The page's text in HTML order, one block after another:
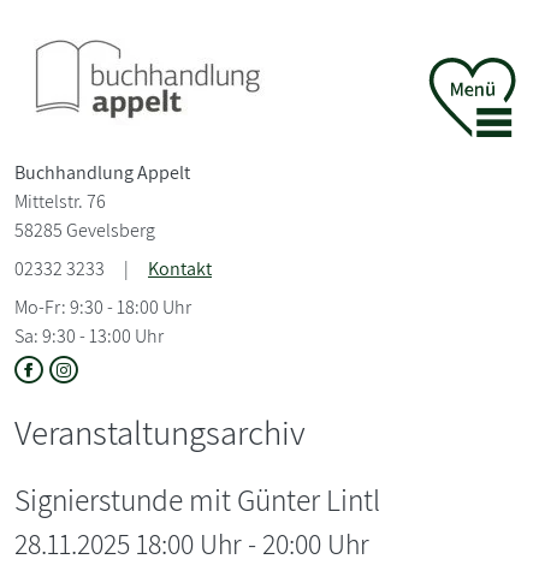
Buchhandlung Appelt
Mittelstr. 76
58285 Gevelsberg
02332 3233
|
Kontakt
Mo-Fr: 9:30 - 18:00 Uhr
Sa: 9:30 - 13:00 Uhr
Veranstaltungsarchiv
Signierstunde mit Günter Lintl
28.11.2025 18:00 Uhr-20:00 Uhr